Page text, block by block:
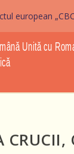
european
CRUCII,